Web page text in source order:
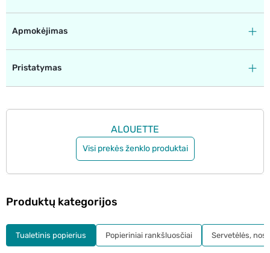
Apmokėjimas
Pristatymas
ALOUETTE
Visi prekės ženklo produktai
Produktų kategorijos
Tualetinis popierius Popieriniai rankšluosčiai Servetėlės,